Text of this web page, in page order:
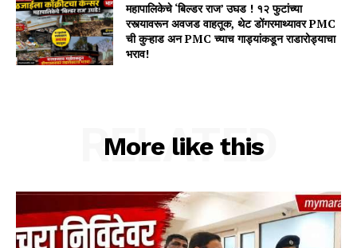
महापालिकेचे ‘बिल्डर राज’ उघड ! १२ फुटांच्या
रस्त्यावरून अवजड वाहतूक, थेट डोंगरमाथ्यावर PMC
ची कुऱ्हाड अन PMC च्याच गाड्यांकडून राडारोड्याचा
भराव!
More like this
RELATED